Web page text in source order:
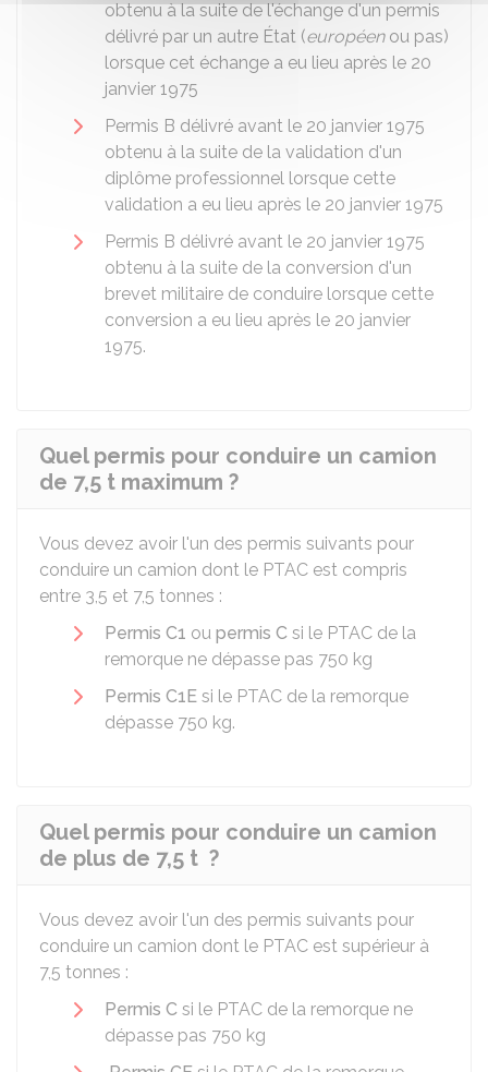
obtenu à la suite de l'échange d'un permis
délivré par un autre État (européenou pas)
lorsque cet échange a eu lieu après le 20
janvier 1975
Permis B délivré avant le 20 janvier 1975
obtenu à la suite de la validation d'un
diplôme professionnel lorsque cette
validation a eu lieu après le 20 janvier 1975
Permis B délivré avant le 20 janvier 1975
obtenu à la suite de la conversion d'un
brevet militaire de conduire lorsque cette
conversion a eu lieu après le 20 janvier
1975.
Quel permis pour conduire un camion
de 7,5 t maximum ?
Vous devez avoir l'un des permis suivants pour
conduire un camion dont le PTAC est compris
entre 3,5 et 7,5 tonnes :
Permis C1 ou permis C si le PTAC de la
remorque ne dépasse pas 750 kg
Permis C1E si le PTAC de la remorque
dépasse 750 kg.
Quel permis pour conduire un camion
de plus de 7,5 t ?
Vous devez avoir l'un des permis suivants pour
conduire un camion dont le PTAC est supérieur à
7,5 tonnes :
Permis C si le PTAC de la remorque ne
dépasse pas 750 kg